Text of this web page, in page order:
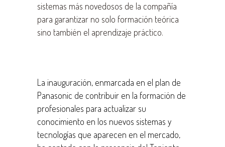
sistemas más novedosos de la compañía
para garantizar no solo formación teórica
sino también el aprendizaje práctico.
La inauguración, enmarcada en el plan de
Panasonic de contribuir en la formación de
profesionales para actualizar su
conocimiento en los nuevos sistemas y
tecnologías que aparecen en el mercado,